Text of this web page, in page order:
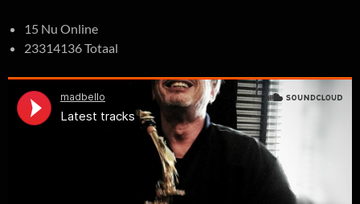
15 Nu Online
23314136 Totaal